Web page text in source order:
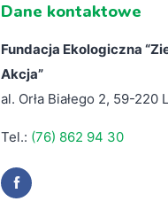
Dane kontaktowe
Fundacja Ekologiczna “
Akcja”
al. Orła Białego 2, 59-220
Tel.: (76) 862 94 30